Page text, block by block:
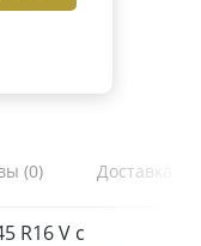
(0) Доставка и
R16 V с